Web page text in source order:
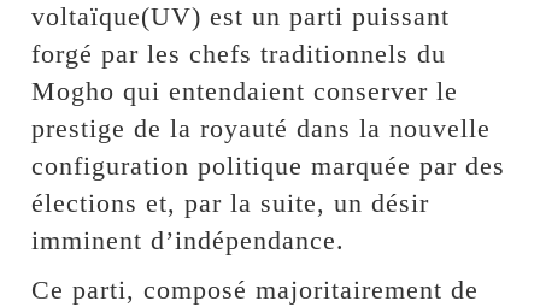
voltaïque(UV) est un parti puissant
forgé par les chefs traditionnels du
Mogho qui entendaient conserver le
prestige de la royauté dans la nouvelle
configuration politique marquée par des
élections et, par la suite, un désir
imminent d’indépendance.
Ce parti, composé majoritairement de